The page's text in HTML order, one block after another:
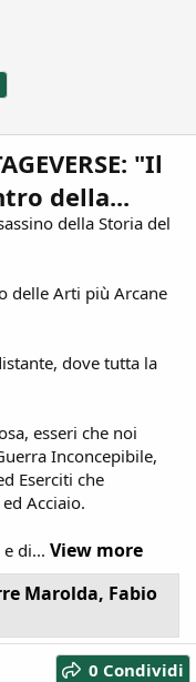
"Il
della...
della Storia del
delle Arti più Arcane
dove tutta la
esseri che noi
Inconcepibile,
Eserciti che
Acciaio.
di... View more
Marolda, Fabio
0 Condividi